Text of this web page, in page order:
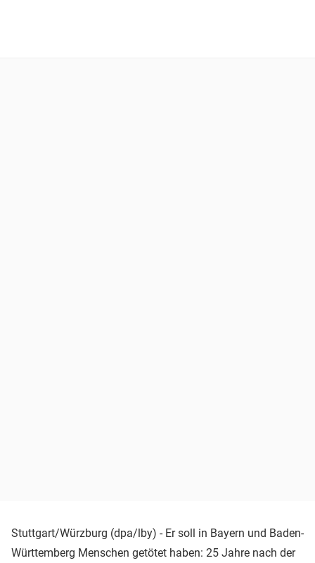
Stuttgart/Würzburg (dpa/lby) - Er soll in Bayern und Baden-
Württemberg Menschen getötet haben: 25 Jahre nach der